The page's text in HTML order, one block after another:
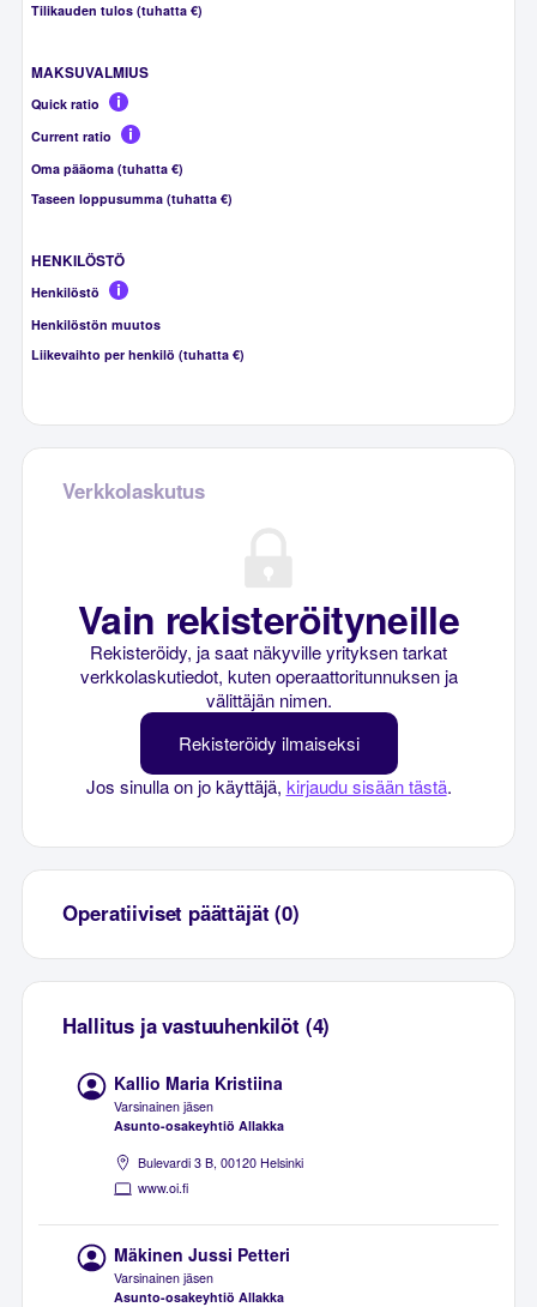
Tilikauden tulos (tuhatta €)
MAKSUVALMIUS
Quick ratio
Current ratio
Oma pääoma (tuhatta €)
Taseen loppusumma (tuhatta €)
HENKILÖSTÖ
Henkilöstö
Henkilöstön muutos
Liikevaihto per henkilö (tuhatta €)
Verkkolaskutus
Vain rekisteröityneille
Rekisteröidy, ja saat näkyville yrityksen tarkat
verkkolaskutiedot, kuten operaattoritunnuksen ja
välittäjän nimen.
Rekisteröidy ilmaiseksi
Jos sinulla on jo käyttäjä, kirjaudu sisään tästä.
Operatiiviset päättäjät (0)
Hallitus ja vastuuhenkilöt (4)
Kallio Maria Kristiina
Varsinainen jäsen
Asunto-osakeyhtiö Allakka
Bulevardi 3 B, 00120 Helsinki
www.oi.fi
Mäkinen Jussi Petteri
Varsinainen jäsen
Asunto-osakeyhtiö Allakka